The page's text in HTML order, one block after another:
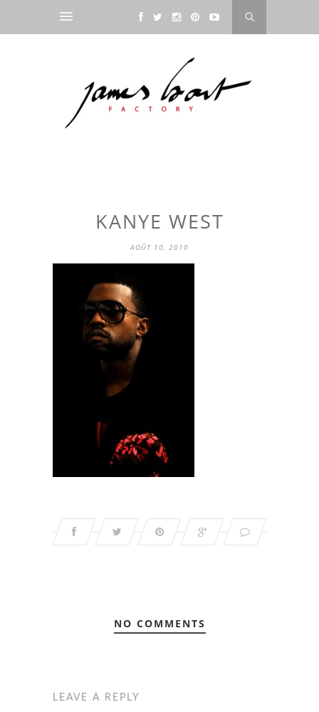
KANYE WEST
AOÛT 10, 2010
NO COMMENTS
LEAVE A REPLY